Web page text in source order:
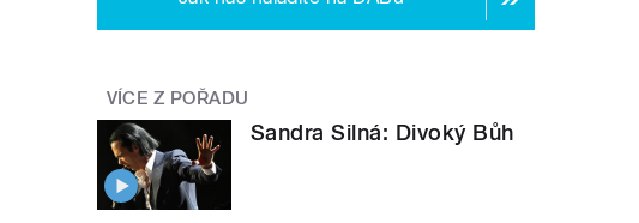
VÍCE Z POŘADU
Sandra Silná: Divoký Bůh